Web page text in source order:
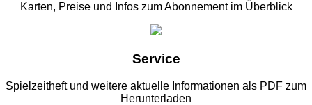
Karten, Preise und Infos zum Abonnement im Überblick
Service
Spielzeitheft und weitere aktuelle Informationen als PDF zum
Herunterladen